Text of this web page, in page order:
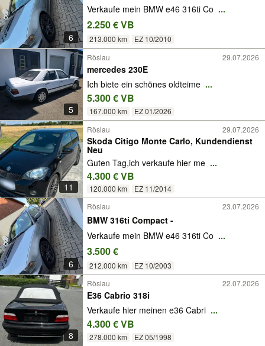
6
Verkaufe mein BMW e46 316ti Co ...
2.250 € VB
213.000 km EZ 10/2010
5
Röslau 29.07.2026
mercedes 230E
Ich biete ein schönes oldteime ...
5.300 € VB
167.000 km EZ 01/2026
11
Röslau 29.07.2026
Skoda Citigo Monte Carlo, Kundendienst
Neu
Guten Tag,ich verkaufe hier me ...
4.300 € VB
120.000 km EZ 11/2014
6
Röslau 23.07.2026
BMW 316ti Compact -
Verkaufe mein BMW e46 316ti Co ...
3.500 €
212.000 km EZ 10/2003
8
Röslau 22.07.2026
E36 Cabrio 318i
Verkaufe hier meinen e36 Cabri ...
4.300 € VB
278.000 km EZ 05/1998